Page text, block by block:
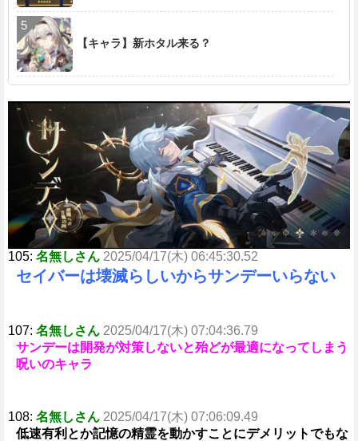
【キャラ】新ホタル来る？
105: 名無しさん 2025/04/17(木) 06:45:30.52
セイバーは壊滅らしいからサンデーいらない
107: 名無しさん 2025/04/17(木) 07:04:36.79
サンデーは開発が対策しないと殆どが最適になってしまう
呪いのキャラ
108: 名無しさん 2025/04/17(木) 07:06:09.49
低速有利とか記憶の精霊を動かすことにデメリットでもな